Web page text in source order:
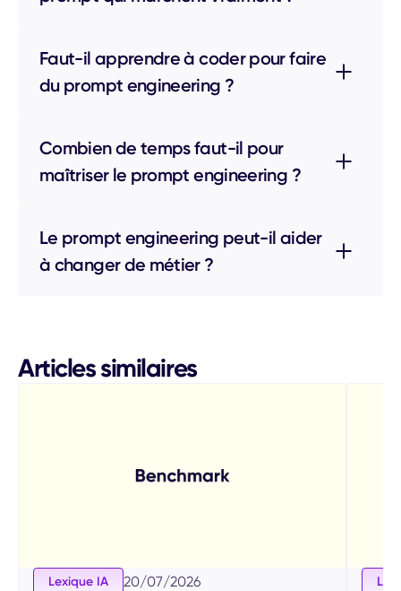
Faut-il apprendre à coder pour faire
du prompt engineering ?
Combien de temps faut-il pour
maîtriser le prompt engineering ?
Le prompt engineering peut-il aider
à changer de métier ?
Articles similaires
Lexique IA 20/07/2026